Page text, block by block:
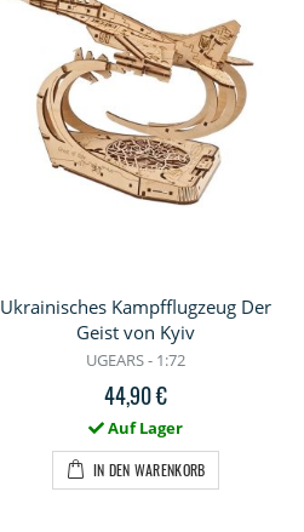
Ukrainisches Kampfflugzeug Der
Geist von Kyiv
UGEARS - 1:72
44,90 €
Auf Lager
IN DEN WARENKORB